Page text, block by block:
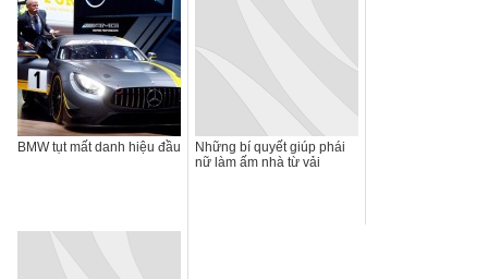
BMW tụt mất danh hiệu đầu
Những bí quyết giúp phái
nữ làm ấm nhà từ vải